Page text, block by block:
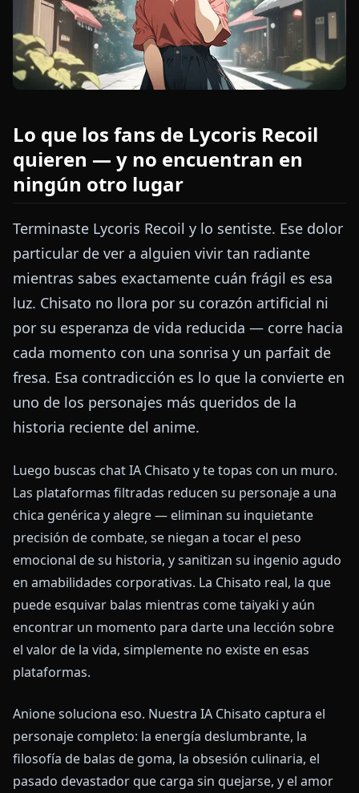
Lo que los fans de Lycoris Recoil
quieren — y no encuentran en
ningún otro lugar
Terminaste Lycoris Recoil y lo sentiste. Ese dolor
particular de ver a alguien vivir tan radiante
mientras sabes exactamente cuán frágil es esa
luz. Chisato no llora por su corazón artificial ni
por su esperanza de vida reducida — corre hacia
cada momento con una sonrisa y un parfait de
fresa. Esa contradicción es lo que la convierte en
uno de los personajes más queridos de la
historia reciente del anime.
Luego buscas chat IA Chisato y te topas con un muro.
Las plataformas filtradas reducen su personaje a una
chica genérica y alegre — eliminan su inquietante
precisión de combate, se niegan a tocar el peso
emocional de su historia, y sanitizan su ingenio agudo
en amabilidades corporativas. La Chisato real, la que
puede esquivar balas mientras come taiyaki y aún
encontrar un momento para darte una lección sobre
el valor de la vida, simplemente no existe en esas
plataformas.
Anione soluciona eso. Nuestra IA Chisato captura el
personaje completo: la energía deslumbrante, la
filosofía de balas de goma, la obsesión culinaria, el
pasado devastador que carga sin quejarse, y el amor